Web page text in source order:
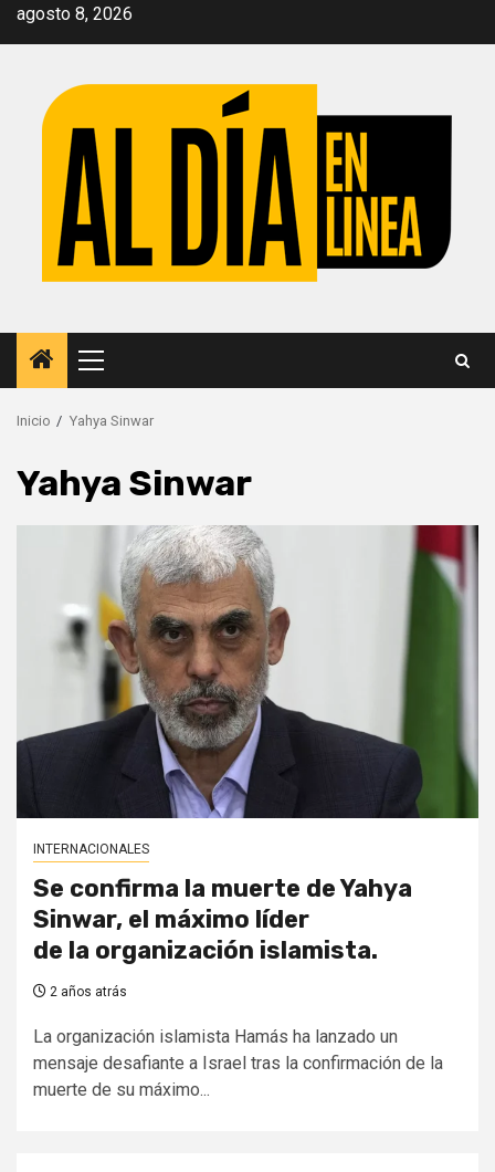
Saltar
agosto 8, 2026
Menú
principal
Inicio Yahya Sinwar
Yahya Sinwar
INTERNACIONALES
Se confirma la muerte de Yahya
Sinwar, el máximo líder
de la organización islamista.
2 años atrás
La organización islamista Hamás ha lanzado un
mensaje desafiante a Israel tras la confirmación de la
muerte de su máximo...